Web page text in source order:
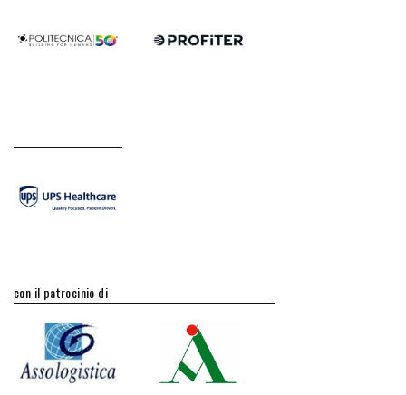
con il patrocinio di